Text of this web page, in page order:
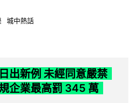
城中熱話
出新例 未經同意嚴禁
企業最高罰 345 萬